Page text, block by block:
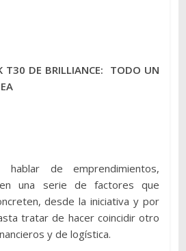
T30 DE BRILLIANCE: TODO UN
hablar de emprendimientos,
una serie de factores que
desde la iniciativa y por
tratar de hacer coincidir otro
y de logística.